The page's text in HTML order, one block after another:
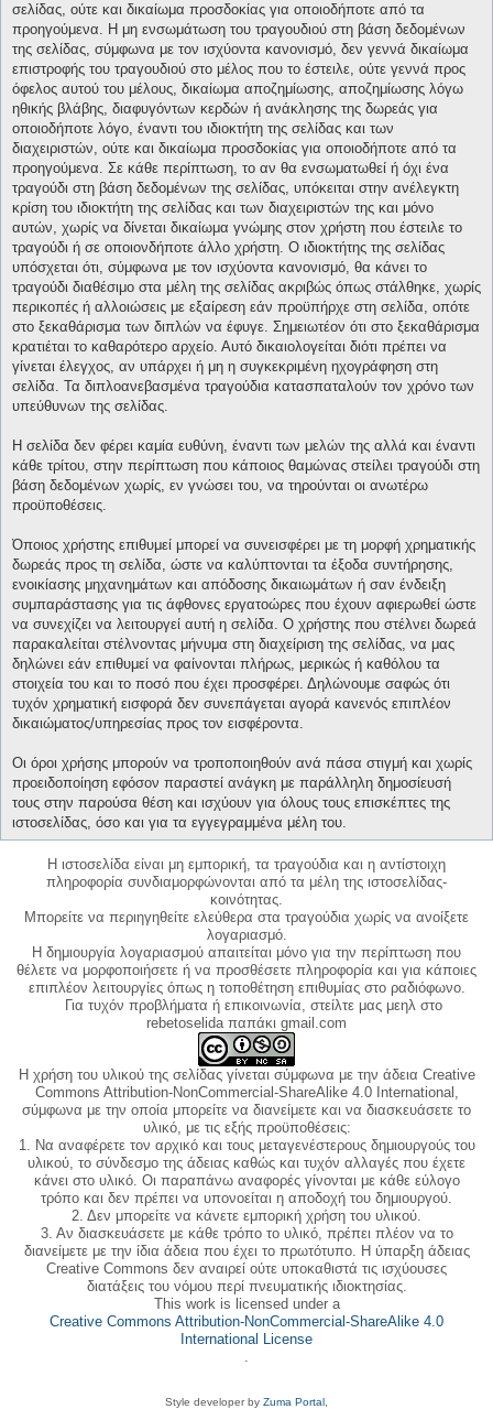
σελίδας, ούτε και δικαίωμα προσδοκίας για οποιοδήποτε από τα
προηγούμενα. Η μη ενσωμάτωση του τραγουδιού στη βάση δεδομένων
της σελίδας, σύμφωνα με τον ισχύοντα κανονισμό, δεν γεννά δικαίωμα
επιστροφής του τραγουδιού στο μέλος που το έστειλε, ούτε γεννά προς
όφελος αυτού του μέλους, δικαίωμα αποζημίωσης, αποζημίωσης λόγω
ηθικής βλάβης, διαφυγόντων κερδών ή ανάκλησης της δωρεάς για
οποιοδήποτε λόγο, έναντι του ιδιοκτήτη της σελίδας και των
διαχειριστών, ούτε και δικαίωμα προσδοκίας για οποιοδήποτε από τα
προηγούμενα. Σε κάθε περίπτωση, το αν θα ενσωματωθεί ή όχι ένα
τραγούδι στη βάση δεδομένων της σελίδας, υπόκειται στην ανέλεγκτη
κρίση του ιδιοκτήτη της σελίδας και των διαχειριστών της και μόνο
αυτών, χωρίς να δίνεται δικαίωμα γνώμης στον χρήστη που έστειλε το
τραγούδι ή σε οποιονδήποτε άλλο χρήστη. Ο ιδιοκτήτης της σελίδας
υπόσχεται ότι, σύμφωνα με τον ισχύοντα κανονισμό, θα κάνει το
τραγούδι διαθέσιμο στα μέλη της σελίδας ακριβώς όπως στάλθηκε, χωρίς
περικοπές ή αλλοιώσεις με εξαίρεση εάν προϋπήρχε στη σελίδα, οπότε
στο ξεκαθάρισμα των διπλών να έφυγε. Σημειωτέον ότι στο ξεκαθάρισμα
κρατιέται το καθαρότερο αρχείο. Αυτό δικαιολογείται διότι πρέπει να
γίνεται έλεγχος, αν υπάρχει ή μη η συγκεκριμένη ηχογράφηση στη
σελίδα. Τα διπλοανεβασμένα τραγούδια κατασπαταλούν τον χρόνο των
υπεύθυνων της σελίδας.
Η σελίδα δεν φέρει καμία ευθύνη, έναντι των μελών της αλλά και έναντι
κάθε τρίτου, στην περίπτωση που κάποιος θαμώνας στείλει τραγούδι στη
βάση δεδομένων χωρίς, εν γνώσει του, να τηρούνται οι ανωτέρω
προϋποθέσεις.
Όποιος χρήστης επιθυμεί μπορεί να συνεισφέρει με τη μορφή χρηματικής
δωρεάς προς τη σελίδα, ώστε να καλύπτονται τα έξοδα συντήρησης,
ενοικίασης μηχανημάτων και απόδοσης δικαιωμάτων ή σαν ένδειξη
συμπαράστασης για τις άφθονες εργατοώρες που έχουν αφιερωθεί ώστε
να συνεχίζει να λειτουργεί αυτή η σελίδα. Ο χρήστης που στέλνει δωρεά
παρακαλείται στέλνοντας μήνυμα στη διαχείριση της σελίδας, να μας
δηλώνει εάν επιθυμεί να φαίνονται πλήρως, μερικώς ή καθόλου τα
στοιχεία του και το ποσό που έχει προσφέρει. Δηλώνουμε σαφώς ότι
τυχόν χρηματική εισφορά δεν συνεπάγεται αγορά κανενός επιπλέον
δικαιώματος/υπηρεσίας προς τον εισφέροντα.
Οι όροι χρήσης μπορούν να τροποποιηθούν ανά πάσα στιγμή και χωρίς
προειδοποίηση εφόσον παραστεί ανάγκη με παράλληλη δημοσίευσή
τους στην παρούσα θέση και ισχύουν για όλους τους επισκέπτες της
ιστοσελίδας, όσο και για τα εγγεγραμμένα μέλη του.
Η ιστοσελίδα είναι μη εμπορική, τα τραγούδια και η αντίστοιχη
πληροφορία συνδιαμορφώνονται από τα μέλη της ιστοσελίδας-
κοινότητας.
Μπορείτε να περιηγηθείτε ελεύθερα στα τραγούδια χωρίς να ανοίξετε
λογαριασμό.
Η δημιουργία λογαριασμού απαιτείται μόνο για την περίπτωση που
θέλετε να μορφοποιήσετε ή να προσθέσετε πληροφορία και για κάποιες
επιπλέον λειτουργίες όπως η τοποθέτηση επιθυμίας στο ραδιόφωνο.
Για τυχόν προβλήματα ή επικοινωνία, στείλτε μας μεηλ στο
rebetoselida παπάκι gmail.com
Η χρήση του υλικού της σελίδας γίνεται σύμφωνα με την άδεια Creative
Commons Attribution-NonCommercial-ShareAlike 4.0 International,
σύμφωνα με την οποία μπορείτε να διανείμετε και να διασκευάσετε το
υλικό, με τις εξής προϋποθέσεις:
1. Να αναφέρετε τον αρχικό και τους μεταγενέστερους δημιουργούς του
υλικού, το σύνδεσμο της άδειας καθώς και τυχόν αλλαγές που έχετε
κάνει στο υλικό. Οι παραπάνω αναφορές γίνονται με κάθε εύλογο
τρόπο και δεν πρέπει να υπονοείται η αποδοχή του δημιουργού.
2. Δεν μπορείτε να κάνετε εμπορική χρήση του υλικού.
3. Αν διασκευάσετε με κάθε τρόπο το υλικό, πρέπει πλέον να το
διανείμετε με την ίδια άδεια που έχει το πρωτότυπο. Η ύπαρξη άδειας
Creative Commons δεν αναιρεί ούτε υποκαθιστά τις ισχύουσες
διατάξεις του νόμου περί πνευματικής ιδιοκτησίας.
This work is licensed under a
Creative Commons Attribution-NonCommercial-ShareAlike 4.0
International License
.
Style developer by Zuma Portal